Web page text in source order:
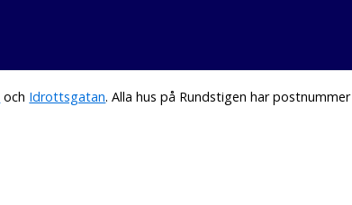
och Idrottsgatan. Alla hus på Rundstigen har postnummer